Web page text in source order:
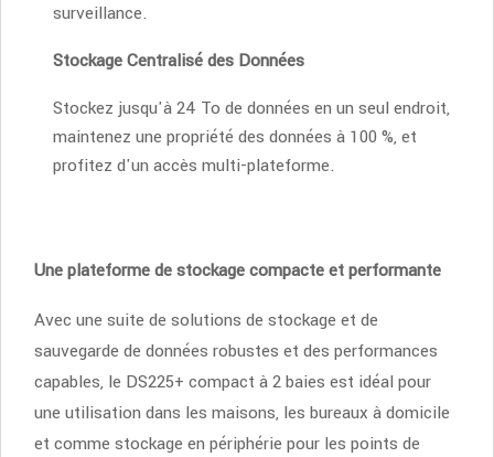
surveillance.
Stockage Centralisé des Données
Stockez jusqu'à 24 To de données en un seul endroit,
maintenez une propriété des données à 100 %, et
profitez d'un accès multi-plateforme.
Une plateforme de stockage compacte et performante
Avec une suite de solutions de stockage et de
sauvegarde de données robustes et des performances
capables, le DS225+ compact à 2 baies est idéal pour
une utilisation dans les maisons, les bureaux à domicile
et comme stockage en périphérie pour les points de